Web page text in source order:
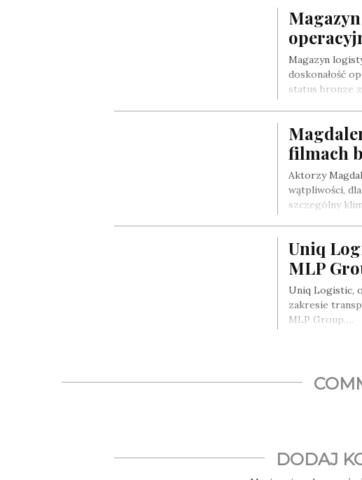
Magazyn
doskonałość
status bronze
filmach
Aktorzy
wątpliwości,
szczególny
Uniq
MLP
Uniq Logistic,
zakresie
MLP Group….
DODAJ